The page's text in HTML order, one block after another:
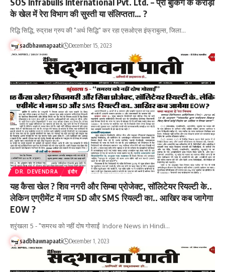
के खेल में रेरा विभाग की सुस्ती या संलिप्तता… ?
रिद्धि सिद्धि, रुद्राक्ष ग्रुप की "अर्थ सिद्धि" कर रहा एसओएस इंफ्राबुल्स, जिला…
sadbhawnapaati December 15, 2023
DR. DEVENDRA इंदौर
यह कैसा खेल ? शिव नगरी और सिम्बा प्रोजेक्ट, सॉलिटेयर रियल्टी के..
लेकिन एग्रीमेंट में नाम SD और SMS रियल्टी का.. आखिर कब जागेगा
EOW ?
श्रृंखला 5 - "समरथ को नहीं दोष गोसाईं Indore News in Hindi…
sadbhawnapaati December 1, 2023